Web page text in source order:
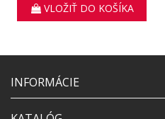
VLOŽIŤ DO KOŠÍKA
INFORMÁCIE